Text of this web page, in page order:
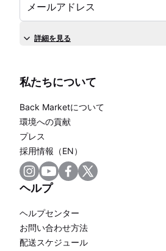
メールアドレス
詳細を見る
私たちについて
Back Marketについて
環境への貢献
プレス
採用情報（EN）
ヘルプ
ヘルプセンター
お問い合わせ方法
配送スケジュール